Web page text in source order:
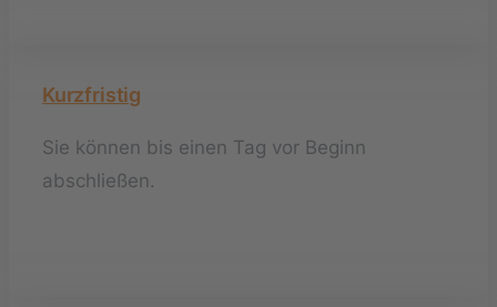
Kurzfristig
Sie können bis einen Tag vor Beginn
abschließen.